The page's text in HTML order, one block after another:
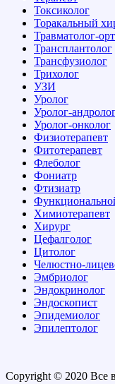
Токсиколог
Торакальный
Травматолог-
Трансплантолог
Трансфузиолог
Трихолог
УЗИ
Уролог
Уролог-
Уролог-онколог
Физиотерапевт
Фитотерапевт
Флеболог
Фониатр
Фтизиатр
Химиотерапевт
Хирург
Цефалголог
Цитолог
Челюстно-
Эмбриолог
Эндокринолог
Эндоскопист
Эпидемиолог
Эпилептолог
Copyright © 2020 Все